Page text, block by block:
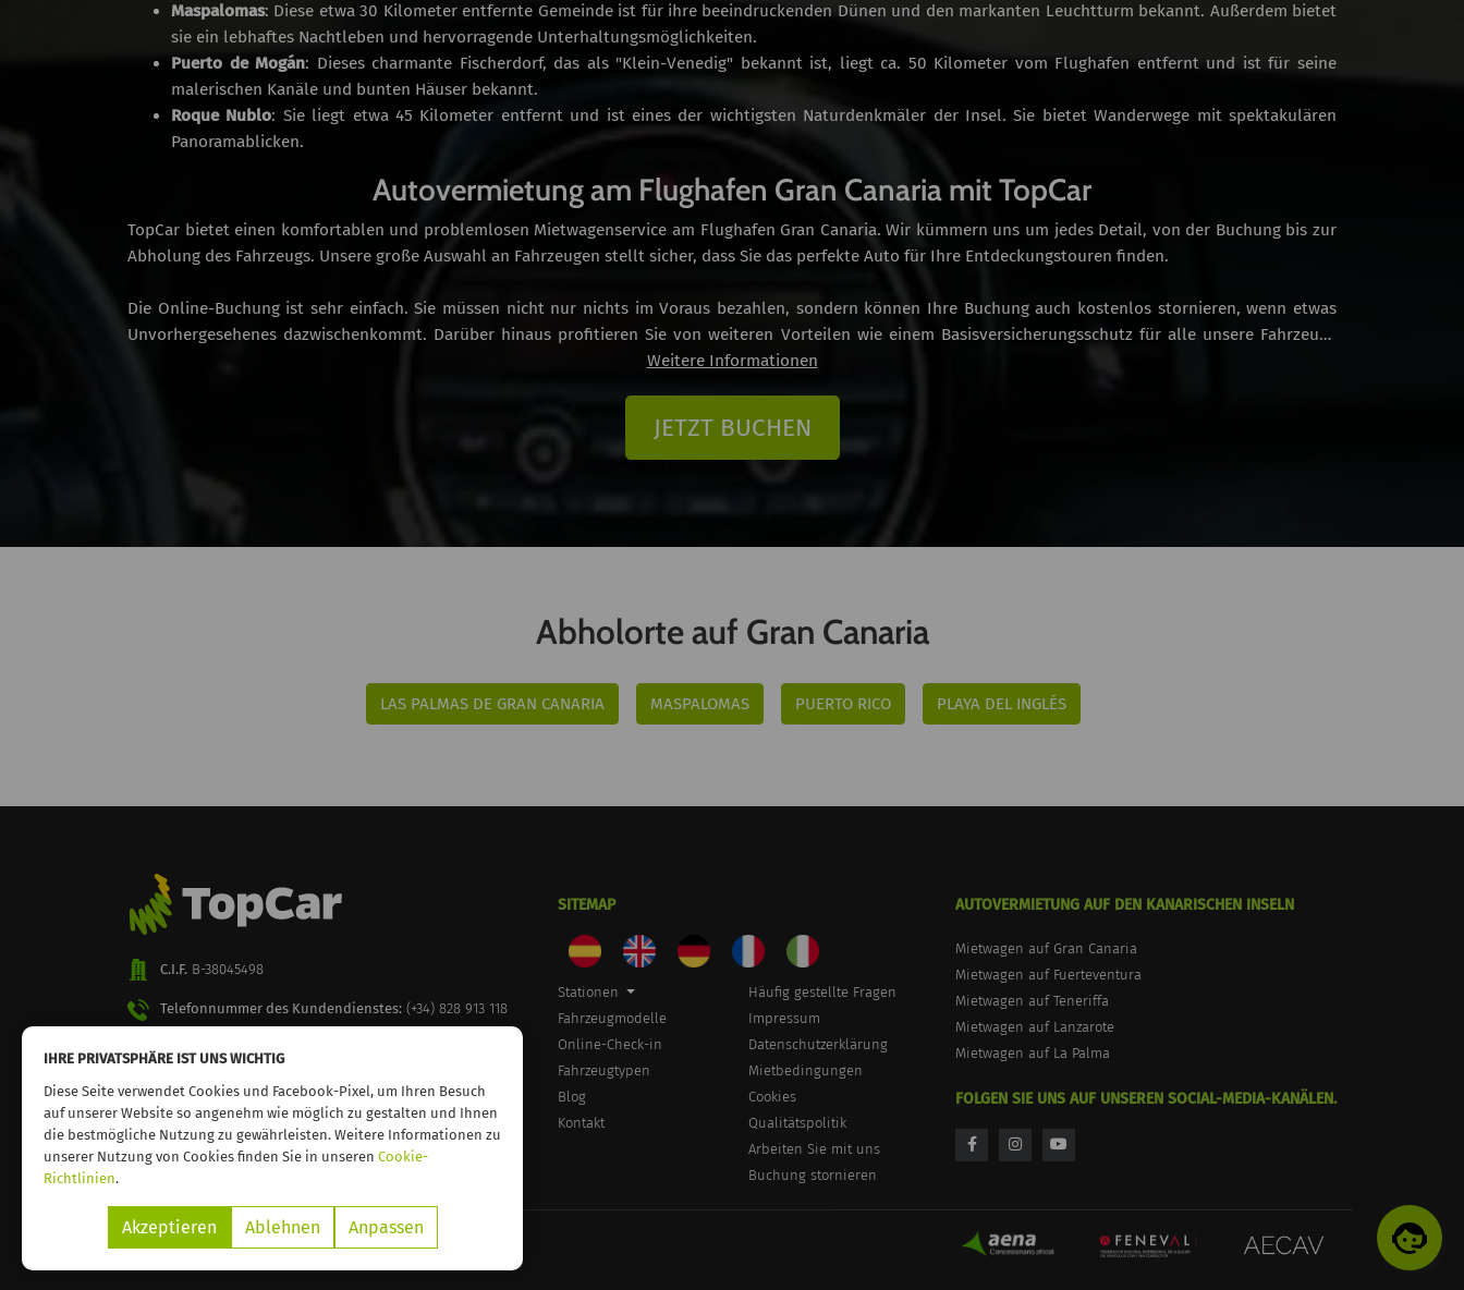
IHRE PRIVATSPHÄRE IST UNS WICHTIG
Diese Seite verwendet Cookies und Facebook-Pixel, um Ihren Besuch
auf unserer Website so angenehm wie möglich zu gestalten und Ihnen
die bestmögliche Nutzung zu gewährleisten. Weitere Informationen zu
unserer Nutzung von Cookies finden Sie in unseren Cookie-
Richtlinien.
Akzeptieren Ablehnen Anpassen
Maspalomas: Diese etwa 30 Kilometer entfernte Gemeinde ist für ihre beeindruckenden Dünen und den markanten Leuchtturm bekannt. Außerdem bietet
sie ein lebhaftes Nachtleben und hervorragende Unterhaltungsmöglichkeiten.
Puerto de Mogán: Dieses charmante Fischerdorf, das als "Klein-Venedig" bekannt ist, liegt ca. 50 Kilometer vom Flughafen entfernt und ist für seine
malerischen Kanäle und bunten Häuser bekannt.
Roque Nublo: Sie liegt etwa 45 Kilometer entfernt und ist eines der wichtigsten Naturdenkmäler der Insel. Sie bietet Wanderwege mit spektakulären
Panoramablicken.
Autovermietung am Flughafen Gran Canaria mit TopCar
TopCar bietet einen komfortablen und problemlosen Mietwagenservice am Flughafen Gran Canaria. Wir kümmern uns um jedes Detail, von der Buchung bis zur
Abholung des Fahrzeugs. Unsere große Auswahl an Fahrzeugen stellt sicher, dass Sie das perfekte Auto für Ihre Entdeckungstouren finden.
Die Online-Buchung ist sehr einfach. Sie müssen nicht nur nichts im Voraus bezahlen, sondern können Ihre Buchung auch kostenlos stornieren, wenn etwas
Unvorhergesehenes dazwischenkommt. Darüber hinaus profitieren Sie von weiteren Vorteilen wie einem Basisversicherungsschutz für alle unsere Fahrzeuge
und wir sorgen dafür, dass Sie die Freiheit und den Komfort haben, die Sie brauchen, um einzigartige
Weitere Informationen
JETZT BUCHEN
Abholorte auf Gran Canaria
LAS PALMAS DE GRAN CANARIA MASPALOMAS PUERTO RICO PLAYA DEL INGLÉS
C.I.F. B-38045498
Telefonnummer des Kundendienstes: (+34) 828 913 118
SITEMAP
Stationen
Fahrzeugmodelle
Online-Check-in
Fahrzeugtypen
Blog
Kontakt
Häufig gestellte Fragen
Impressum
Datenschutzerklärung
Mietbedingungen
Cookies
Qualitätspolitik
Arbeiten Sie mit uns
Buchung stornieren
AUTOVERMIETUNG AUF DEN KANARISCHEN INSELN
Mietwagen auf Gran Canaria
Mietwagen auf Fuerteventura
Mietwagen auf Teneriffa
Mietwagen auf Lanzarote
Mietwagen auf La Palma
FOLGEN SIE UNS AUF UNSEREN SOCIAL-MEDIA-KANÄLEN.
facebookinstagram
© 2026 TopCar. Alle Rechte vorbehalten